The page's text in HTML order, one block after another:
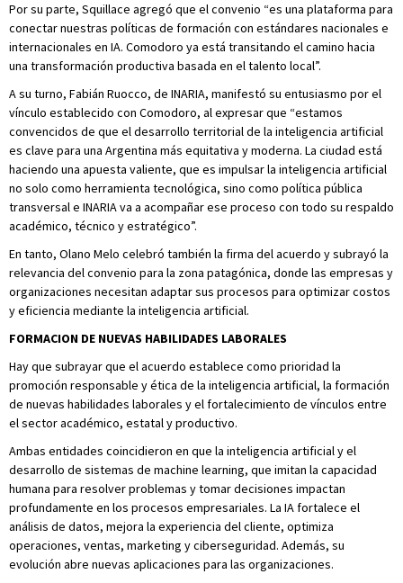
Por su parte, Squillace agregó que el convenio “es una plataforma para
conectar nuestras políticas de formación con estándares nacionales e
internacionales en IA. Comodoro ya está transitando el camino hacia
una transformación productiva basada en el talento local”.
A su turno, Fabián Ruocco, de INARIA, manifestó su entusiasmo por el
vínculo establecido con Comodoro, al expresar que “estamos
convencidos de que el desarrollo territorial de la inteligencia artificial
es clave para una Argentina más equitativa y moderna. La ciudad está
haciendo una apuesta valiente, que es impulsar la inteligencia artificial
no solo como herramienta tecnológica, sino como política pública
transversal e INARIA va a acompañar ese proceso con todo su respaldo
académico, técnico y estratégico”.
En tanto, Olano Melo celebró también la firma del acuerdo y subrayó la
relevancia del convenio para la zona patagónica, donde las empresas y
organizaciones necesitan adaptar sus procesos para optimizar costos
y eficiencia mediante la inteligencia artificial.
FORMACION DE NUEVAS HABILIDADES LABORALES
Hay que subrayar que el acuerdo establece como prioridad la
promoción responsable y ética de la inteligencia artificial, la formación
de nuevas habilidades laborales y el fortalecimiento de vínculos entre
el sector académico, estatal y productivo.
Ambas entidades coincidieron en que la inteligencia artificial y el
desarrollo de sistemas de machine learning, que imitan la capacidad
humana para resolver problemas y tomar decisiones impactan
profundamente en los procesos empresariales. La IA fortalece el
análisis de datos, mejora la experiencia del cliente, optimiza
operaciones, ventas, marketing y ciberseguridad. Además, su
evolución abre nuevas aplicaciones para las organizaciones.